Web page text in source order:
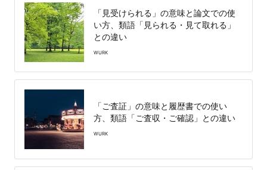
「見受けられる」の意味と論文での使
い方、類語「見られる・見て取れる」
との違い
WURK
「ご査証」の意味と履歴書での使い
方、類語「ご査収・ご確認」との違い
WURK